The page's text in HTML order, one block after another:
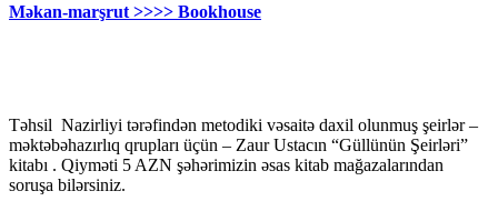
Məkan-marşrut >>>> Bookhouse
Təhsil Nazirliyi tərəfindən metodiki vəsaitə daxil olunmuş şeirlər –
məktəbəhazırlıq qrupları üçün – Zaur Ustacın “Güllünün Şeirləri”
kitabı . Qiyməti 5 AZN şəhərimizin əsas kitab mağazalarından
soruşa bilərsiniz.